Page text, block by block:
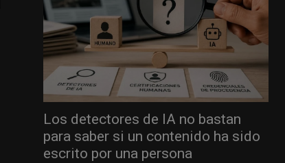
Los detectores de IA no bastan
para saber si un contenido ha sido
escrito por una persona